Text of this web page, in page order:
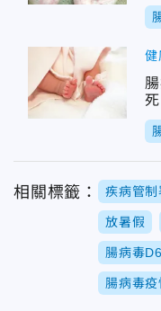
健
相關標籤： 疾病管制
放暑假
腸病毒
腸病毒疫